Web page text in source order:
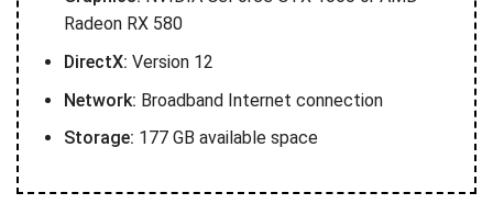
Radeon RX 580
DirectX: Version 12
Network: Broadband Internet connection
Storage: 177 GB available space